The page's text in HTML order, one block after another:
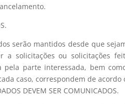
serão mantidos desde que
a solicitações ou solicitações
pela parte interessada, bem
caso, correspondem de acordo
DEVEM SER COMUNICADOS.